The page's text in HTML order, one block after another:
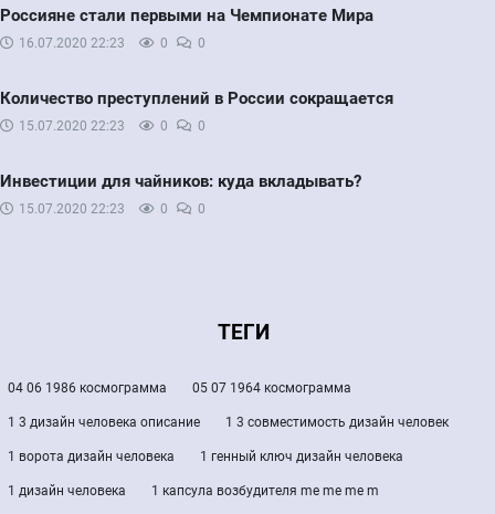
Россияне стали первыми на Чемпионате Мира
16.07.2020 22:23 0 0
Количество преступлений в России сокращается
15.07.2020 22:23 0 0
Инвестиции для чайников: куда вкладывать?
15.07.2020 22:23 0 0
ТЕГИ
04 06 1986 космограмма 05 07 1964 космограмма
1 3 дизайн человека описание 1 3 совместимость дизайн человек
1 ворота дизайн человека 1 генный ключ дизайн человека
1 дизайн человека 1 капсула возбудителя me me me m